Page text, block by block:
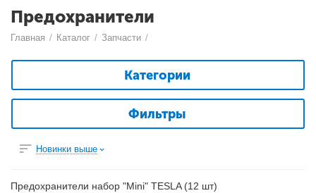
Предохранители
Главная / Каталог / Запчасти /
Категории
Фильтры
Новинки выше
Предохранители набор "Mini" TESLA (12 шт)